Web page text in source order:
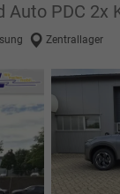
PDC 2x
Zentrallager